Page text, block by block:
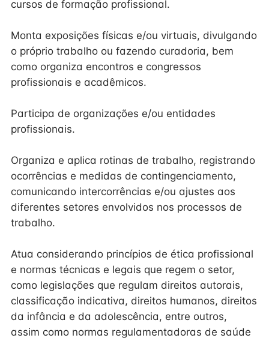
cursos de formação profissional.
Monta exposições físicas e/ou virtuais, divulgando
o próprio trabalho ou fazendo curadoria, bem
como organiza encontros e congressos
profissionais e acadêmicos.
Participa de organizações e/ou entidades
profissionais.
Organiza e aplica rotinas de trabalho, registrando
ocorrências e medidas de contingenciamento,
comunicando intercorrências e/ou ajustes aos
diferentes setores envolvidos nos processos de
trabalho.
Atua considerando princípios de ética profissional
e normas técnicas e legais que regem o setor,
como legislações que regulam direitos autorais,
classificação indicativa, direitos humanos, direitos
da infância e da adolescência, entre outros,
assim como normas regulamentadoras de saúde